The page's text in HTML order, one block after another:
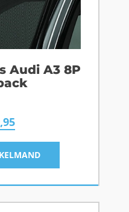
Audi A3 8P